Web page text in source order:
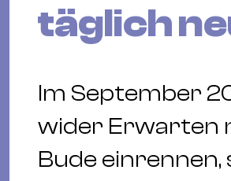
täglich
Im September
wider Erwarten
Bude